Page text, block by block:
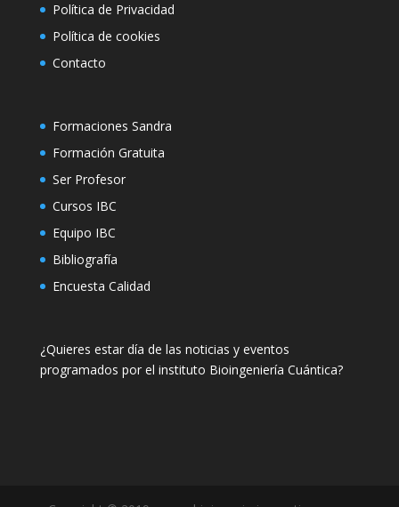
Política de Privacidad
Polí­tica de cookies
Contacto
Formaciones Sandra
Formación Gratuita
Ser Profesor
Cursos IBC
Equipo IBC
Bibliografía
Encuesta Calidad
¿Quieres estar día de las noticias y eventos
programados por el instituto Bioingeniería Cuántica?